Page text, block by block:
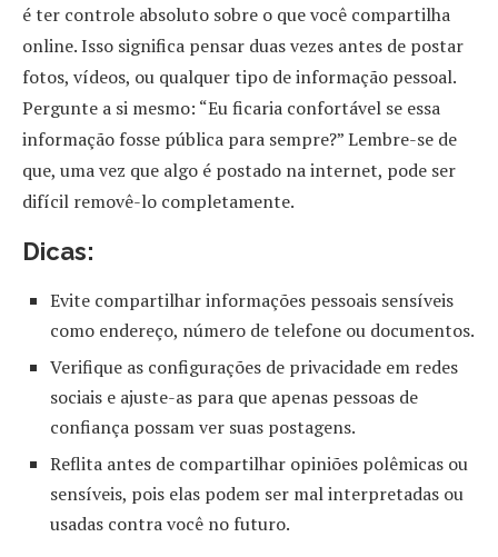
é ter controle absoluto sobre o que você compartilha
online. Isso significa pensar duas vezes antes de postar
fotos, vídeos, ou qualquer tipo de informação pessoal.
Pergunte a si mesmo: “Eu ficaria confortável se essa
informação fosse pública para sempre?” Lembre-se de
que, uma vez que algo é postado na internet, pode ser
difícil removê-lo completamente.
Dicas:
Evite compartilhar informações pessoais sensíveis
como endereço, número de telefone ou documentos.
Verifique as configurações de privacidade em redes
sociais e ajuste-as para que apenas pessoas de
confiança possam ver suas postagens.
Reflita antes de compartilhar opiniões polêmicas ou
sensíveis, pois elas podem ser mal interpretadas ou
usadas contra você no futuro.